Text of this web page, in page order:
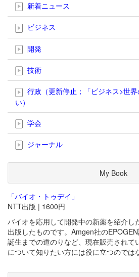
新着ニュース
ビジネス
開発
技術
行政（更新停止；「ビジネス>世
い）
学会
ジャーナル
My Book
「バイオ・トゥデイ」
NTT出版 | 1600円
バイオを応用して開発中の新薬を紹介し
出版したものです。Amgen社の
誕生までの道のりなど、現在販売されて
について知りたい方には役に立つのでは